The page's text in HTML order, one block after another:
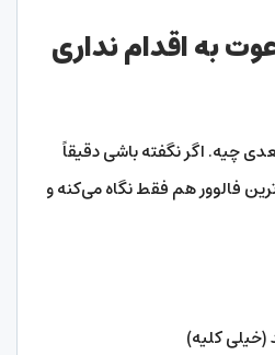
به اقدام نداری
چیه. اگر نگفته باشی دقیقاً
فالوور هم فقط نگاه می‌کنه و
(خیلی کلیه)